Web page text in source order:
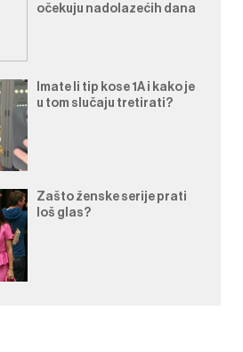
očekuju nadolazećih dana
Imate li tip kose 1A i kako je
u tom slučaju tretirati?
Zašto ženske serije prati
loš glas?